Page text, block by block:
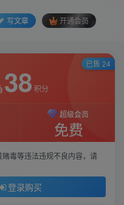
写文章 开通会员
38 积分
超级会员
免费
毒等违法违规不良内容，请
登录购买
已售 24